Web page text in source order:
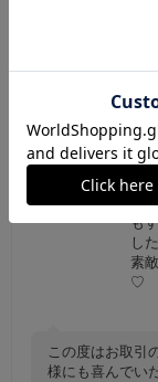
花
ン
✨
味
も
し
素
♡
この度はお取引
様にも喜んでい